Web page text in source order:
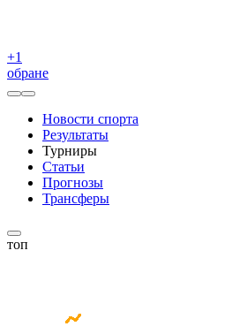
+1
обране
Новости спорта
Результаты
Турниры
Статьи
Прогнозы
Трансферы
топ